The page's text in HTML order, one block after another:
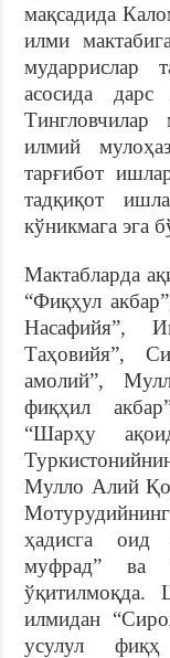
мақсадида
илми
мударрислар
асосида
илмий
тарғибот
тадқиқот
кўникмага эга
Мактабларда
“Фиқҳул
Насафийя”,
Таҳовийя”,
амолий”,
фиқҳил
“Шарҳу
Мулло Алий
ҳадисга оид
муфрад” ва
ўқитилмоқда.
илмидан
усулул